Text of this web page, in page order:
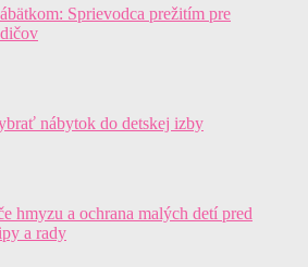
Sprievodca prežitím pre
nábytok do detskej izby
hmyzu a ochrana malých detí pred
a rady